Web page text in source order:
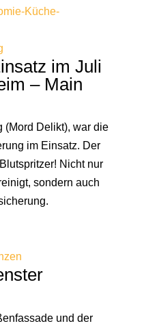
im Juli
– Main
(Mord Delikt), war die
im Einsatz. Der
Nicht nur
sondern auch
und der